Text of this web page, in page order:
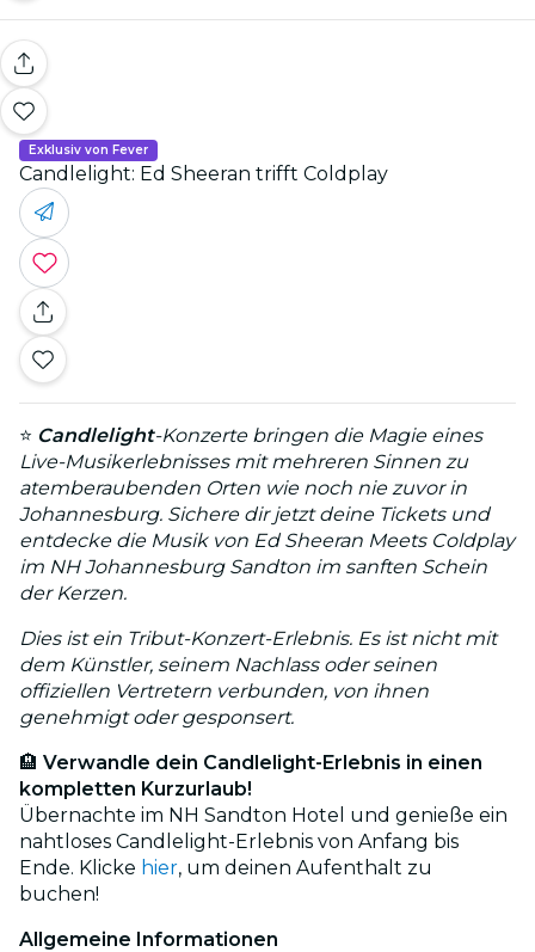
Exklusiv von Fever
Candlelight: Ed Sheeran trifft Coldplay
⭐ Candlelight-Konzerte bringen die Magie eines
Live-Musikerlebnisses mit mehreren Sinnen zu
atemberaubenden Orten wie noch nie zuvor in
Johannesburg. Sichere dir jetzt deine Tickets und
entdecke die Musik von Ed Sheeran Meets Coldplay
im NH Johannesburg Sandton im sanften Schein
der Kerzen.
Dies ist ein Tribut-Konzert-Erlebnis. Es ist nicht mit
dem Künstler, seinem Nachlass oder seinen
offiziellen Vertretern verbunden, von ihnen
genehmigt oder gesponsert.
🏨 Verwandle dein Candlelight-Erlebnis in einen
kompletten Kurzurlaub!
Übernachte im NH Sandton Hotel und genieße ein
nahtloses Candlelight-Erlebnis von Anfang bis
Ende. Klicke hier, um deinen Aufenthalt zu
buchen!
Allgemeine Informationen